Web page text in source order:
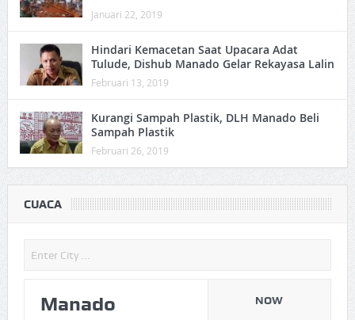
Januari 22, 2019
Hindari Kemacetan Saat Upacara Adat
Tulude, Dishub Manado Gelar Rekayasa Lalin
Februari 13, 2019
Kurangi Sampah Plastik, DLH Manado Beli
Sampah Plastik
Februari 26, 2019
CUACA
Manado NOW